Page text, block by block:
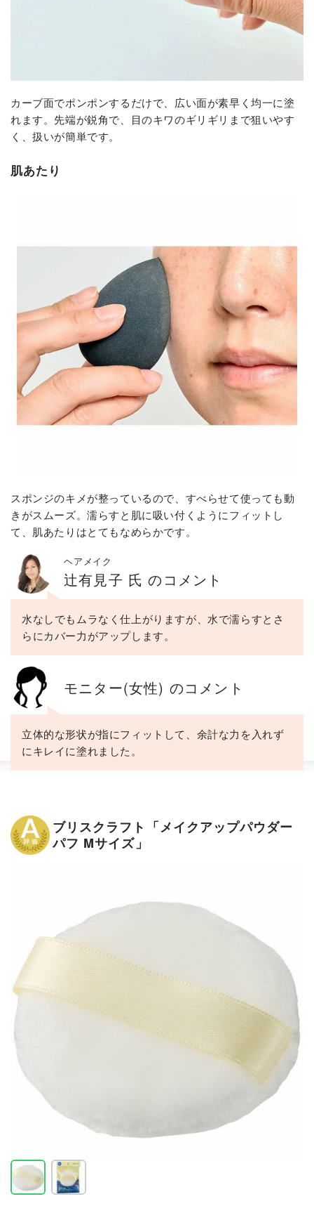
カーブ面でポンポンするだけで、広い面が素早く均一に塗
れます。先端が鋭角で、目のキワのギリギリまで狙いやす
く、扱いが簡単です。
肌あたり
スポンジのキメが整っているので、すべらせて使っても動
きがスムーズ。濡らすと肌に吸い付くようにフィットし
て、肌あたりはとてもなめらかです。
ヘアメイク
辻有見子 氏 のコメント
水なしでもムラなく仕上がりますが、水で濡らすとさ
らにカバー力がアップします。
モニター(女性) のコメント
立体的な形状が指にフィットして、余計な力を入れず
にキレイに塗れました。
ブリスクラフト「メイクアップパウダー
パフ Mサイズ」